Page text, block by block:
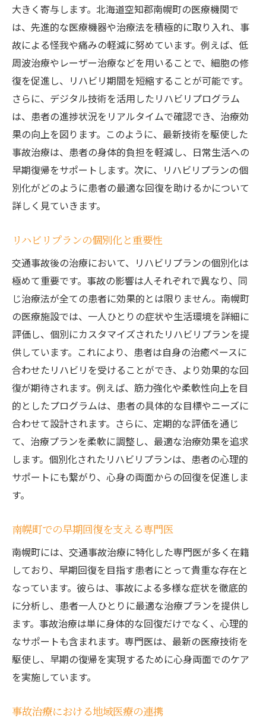
ービス
事故治療における診断の重要性
治療プランを効果的に進めるためのステッ
プ
医療機関と患者のコミュニケーションの重
要性
南幌町の事故治療信頼性の高い医療サービスの
秘訣
信頼できる医療機関の特徴とは
患者の声を反映した治療サービス
医療スタッフの専門性と継続的な研修
事故治療における信頼性向上の取り組み
患者満足度の向上を目指す医療機関
事故治療で重要なポイント南幌町での最適な選
択
事故治療における迅速な対応の重要性
最適な治療プランを選ぶためのガイドライ
ン
南幌町での医療機関の選び方
事故後のリハビリ方法とその選択基準
治療の選択肢を知るための情報収集
患者自身ができる早期回復へのアプローチ
南幌町の交通事故治療法生活への影響を最小限
に
仕事復帰をサポートする事故治療法
事故治療と生活リズムのバランス
生活の質を向上させる治療方法
家族のサポートを活かした治療法
迅速な事故治療で早期回復南幌町での医療連携
医療連携の重要性とその実例
迅速な治療で早期回復を目指すための戦略
南幌町での医療ネットワークの強み
異なる専門分野の連携による治療アプロー
大きく寄与します。北海道空知郡南幌町の医療機関で
は、先進的な医療機器や治療法を積極的に取り入れ、事
故による怪我や痛みの軽減に努めています。例えば、低
周波治療やレーザー治療などを用いることで、細胞の修
復を促進し、リハビリ期間を短縮することが可能です。
さらに、デジタル技術を活用したリハビリプログラム
は、患者の進捗状況をリアルタイムで確認でき、治療効
果の向上を図ります。このように、最新技術を駆使した
事故治療は、患者の身体的負担を軽減し、日常生活への
早期復帰をサポートします。次に、リハビリプランの個
別化がどのように患者の最適な回復を助けるかについて
詳しく見ていきます。
リハビリプランの個別化と重要性
交通事故後の治療において、リハビリプランの個別化は
極めて重要です。事故の影響は人それぞれで異なり、同
じ治療法が全ての患者に効果的とは限りません。南幌町
の医療施設では、一人ひとりの症状や生活環境を詳細に
評価し、個別にカスタマイズされたリハビリプランを提
供しています。これにより、患者は自身の治癒ペースに
合わせたリハビリを受けることができ、より効果的な回
復が期待されます。例えば、筋力強化や柔軟性向上を目
的としたプログラムは、患者の具体的な目標やニーズに
合わせて設計されます。さらに、定期的な評価を通じ
て、治療プランを柔軟に調整し、最適な治療効果を追求
します。個別化されたリハビリプランは、患者の心理的
サポートにも繋がり、心身の両面からの回復を促進しま
す。
南幌町での早期回復を支える専門医
南幌町には、交通事故治療に特化した専門医が多く在籍
しており、早期回復を目指す患者にとって貴重な存在と
なっています。彼らは、事故による多様な症状を徹底的
に分析し、患者一人ひとりに最適な治療プランを提供し
ます。事故治療は単に身体的な回復だけでなく、心理的
なサポートも含まれます。専門医は、最新の医療技術を
駆使し、早期の復帰を実現するために心身両面でのケア
を実施しています。
事故治療における地域医療の連携